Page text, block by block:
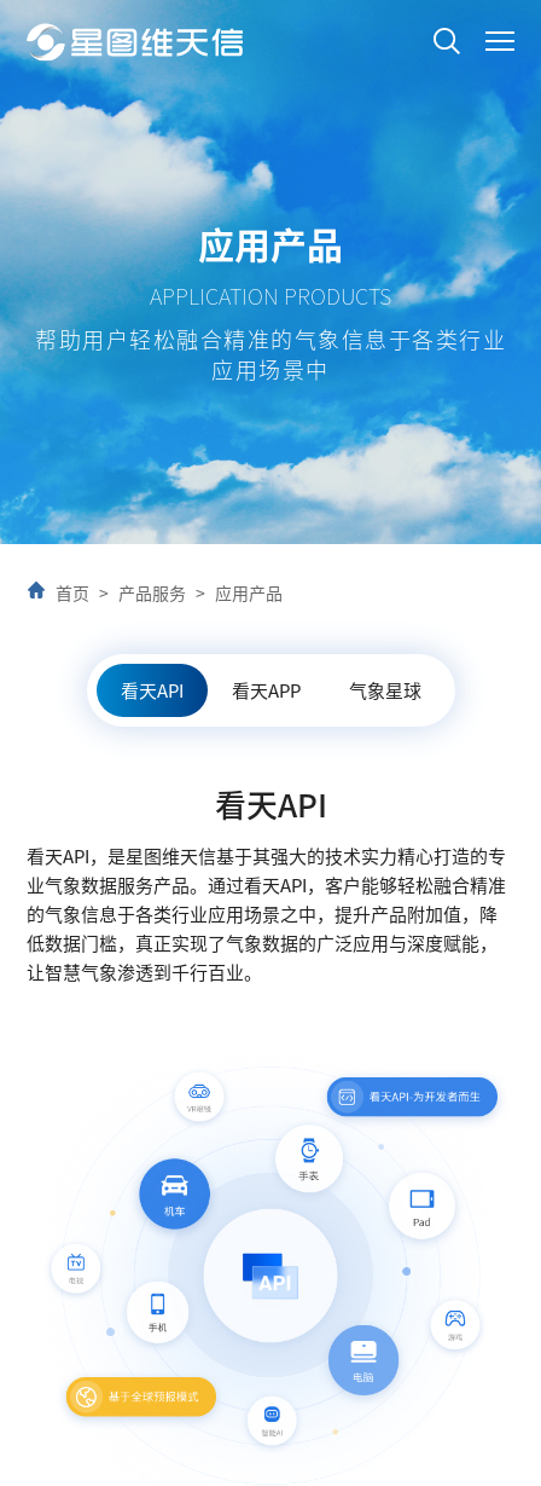
应用产品
APPLICATION PRODUCTS
帮助用户轻松融合精准的气象信息于各类行业
应用场景中
首页 > 产品服务 > 应用产品
看天API 看天APP 气象星球
看天API
看天API，是星图维天信基于其强大的技术实力精心打造的专
业气象数据服务产品。通过看天API，客户能够轻松融合精准
的气象信息于各类行业应用场景之中，提升产品附加值，降
低数据门槛，真正实现了气象数据的广泛应用与深度赋能，
让智慧气象渗透到千行百业。